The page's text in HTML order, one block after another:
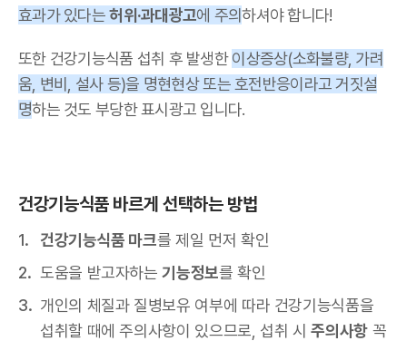
효과가 있다는허위·과대광고에 주의하셔야 합니다!
또한 건강기능식품 섭취 후 발생한이상증상(소화불량, 가려
움, 변비, 설사 등)을 명현현상 또는 호전반응이라고 거짓설
명하는 것도 부당한 표시광고 입니다.
건강기능식품 바르게 선택하는 방법
건강기능식품 마크를 제일 먼저 확인
도움을 받고자하는기능정보를 확인
개인의 체질과 질병보유 여부에 따라 건강기능식품을
섭취할 때에 주의사항이 있으므로, 섭취 시주의사항꼭